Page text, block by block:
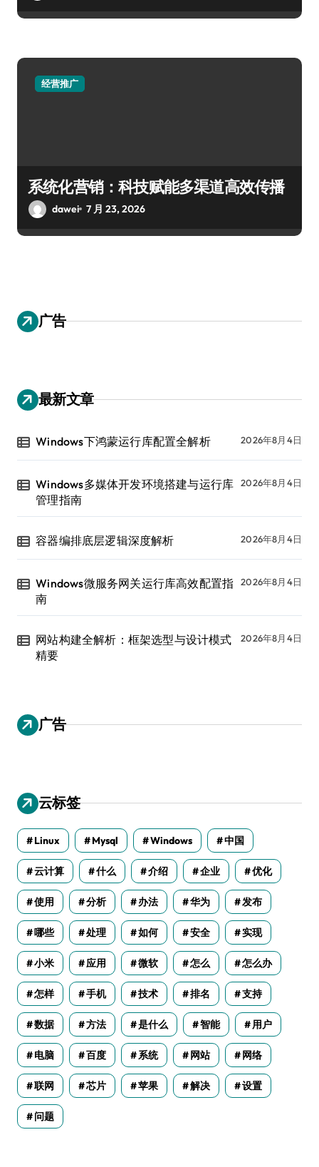
经营推广
系统化营销：科技赋能多渠道高效传播
dawei 7 月 23, 2026
广告
最新文章
Windows下鸿蒙运行库配置全解析 2026年8月4日
Windows多媒体开发环境搭建与运行库
管理指南
2026年8月4日
容器编排底层逻辑深度解析 2026年8月4日
Windows微服务网关运行库高效配置指
南
2026年8月4日
网站构建全解析：框架选型与设计模式
精要
2026年8月4日
广告
云标签
Linux Mysql Windows 中国
云计算 什么 介绍 企业 优化
使用 分析 办法 华为 发布
哪些 处理 如何 安全 实现
小米 应用 微软 怎么 怎么办
怎样 手机 技术 排名 支持
数据 方法 是什么 智能 用户
电脑 百度 系统 网站 网络
联网 芯片 苹果 解决 设置
问题